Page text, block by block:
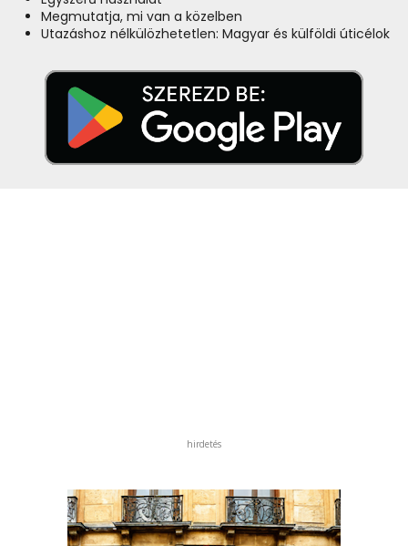
Megmutatja, mi van a közelben
Utazáshoz nélkülözhetetlen: Magyar és külföldi úticélok
hirdetés